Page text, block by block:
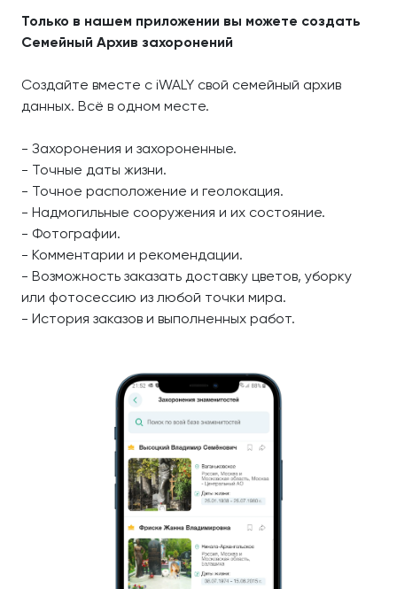
Только в нашем приложении вы можете создать
Семейный Архив захоронений
Создайте вместе с iWALY свой семейный архив
данных. Всё в одном месте.
- Захоронения и захороненные.
- Точные даты жизни.
- Точное расположение и геолокация.
- Надмогильные сооружения и их состояние.
- Фотографии.
- Комментарии и рекомендации.
- Возможность заказать доставку цветов, уборку
или фотосессию из любой точки мира.
- История заказов и выполненных работ.